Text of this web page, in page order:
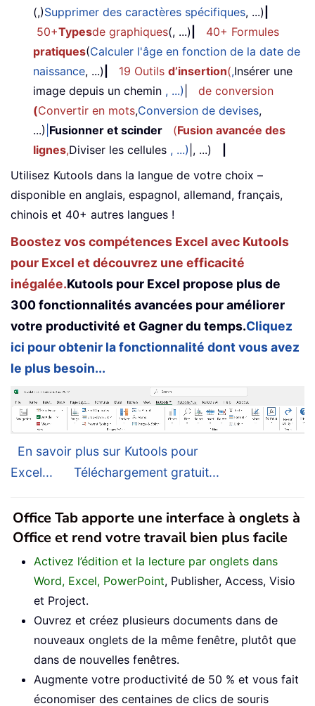
(,)Supprimer des caractères spécifiques, ...)
50+Typesde graphiques(, ...)
40+ Formules
pratiques(Calculer l'âge en fonction de la date de
naissance, ...) 19 Outils d’insertion(,Insérer une
image depuis un chemin , ...)
de conversion
(Convertir en mots,Conversion de devises,
...) Fusionner et scinder (Fusion avancée des
lignes,Diviser les cellules , ...) |, ...)
Utilisez Kutools dans la langue de votre choix –
disponible en anglais, espagnol, allemand, français,
chinois et 40+ autres langues !
Boostez vos compétences Excel avec Kutools
pour Excel et découvrez une efficacité
inégalée.Kutools pour Excel propose plus de
300 fonctionnalités avancées pour améliorer
votre productivité et Gagner du temps.Cliquez
ici pour obtenir la fonctionnalité dont vous avez
le plus besoin...
En savoir plus sur Kutools pour
Excel...
Téléchargement gratuit...
Office Tab apporte une interface à onglets à
Office et rend votre travail bien plus facile
Activez l’édition et la lecture par onglets dans
Word, Excel, PowerPoint, Publisher, Access, Visio
et Project.
Ouvrez et créez plusieurs documents dans de
nouveaux onglets de la même fenêtre, plutôt que
dans de nouvelles fenêtres.
Augmente votre productivité de 50 % et vous fait
économiser des centaines de clics de souris